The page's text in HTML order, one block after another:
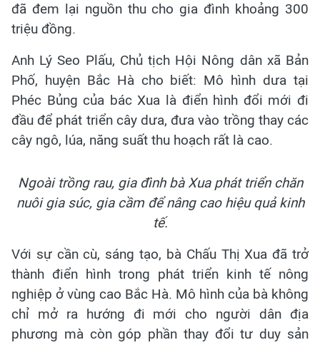
đã đem lại nguồn thu cho gia đình khoảng 300
triệu đồng.
Anh Lý Seo Plấu, Chủ tịch Hội Nông dân xã Bản
Phố, huyện Bắc Hà cho biết: Mô hình dưa tại
Phéc Bủng của bác Xua là điển hình đổi mới đi
đầu để phát triển cây dưa, đưa vào trồng thay các
cây ngô, lúa, năng suất thu hoạch rất là cao.
Ngoài trồng rau, gia đình bà Xua phát triển chăn
nuôi gia súc, gia cầm để nâng cao hiệu quả kinh
tế.
Với sự cần cù, sáng tạo, bà Chấu Thị Xua đã trở
thành điển hình trong phát triển kinh tế nông
nghiệp ở vùng cao Bắc Hà. Mô hình của bà không
chỉ mở ra hướng đi mới cho người dân địa
phương mà còn góp phần thay đổi tư duy sản